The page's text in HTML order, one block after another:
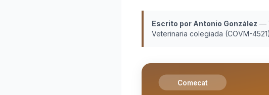
Escrito por Antonio González —
Veterinaria colegiada (COVM-
Comecat